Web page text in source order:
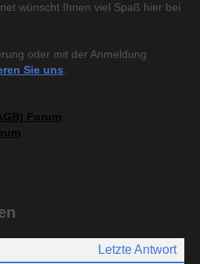
wünscht Ihnen viel Spaß hier bei
oder mit der Anmeldung
Sie uns
Forum
Letzte Antwort